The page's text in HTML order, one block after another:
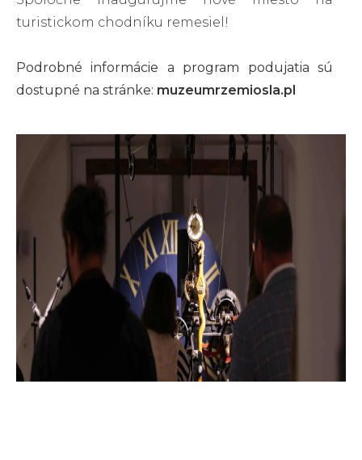
turistickom chodníku remesiel!
Podrobné informácie a program podujatia sú
dostupné na stránke: muzeumrzemiosla.pl